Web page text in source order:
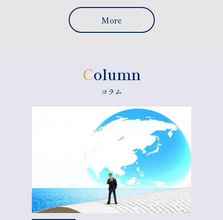
More
Column
コラム